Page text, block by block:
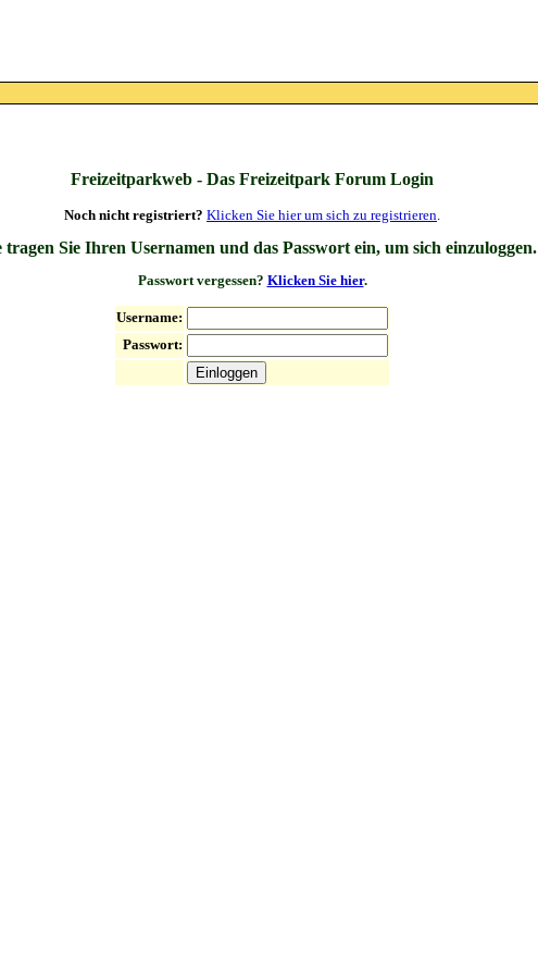
Freizeitparkweb - Das Freizeitpark Forum Login
Noch nicht registriert? Klicken Sie hier um sich zu registrieren.
tragen Sie Ihren Usernamen und das Passwort ein, um sich einzuloggen.
Passwort vergessen? Klicken Sie hier.
Username:
Passwort: